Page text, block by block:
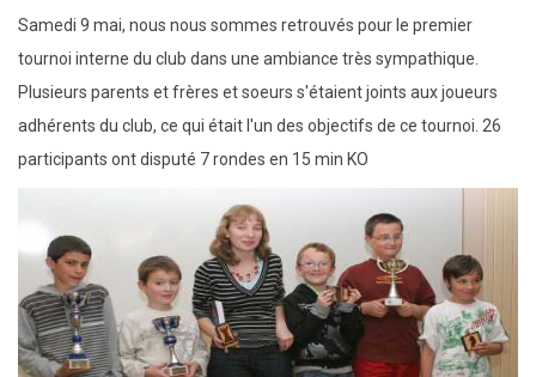
champion
de
Bretagne
!
Samedi 9 mai, nous nous sommes retrouvés pour le premier
tournoi interne du club dans une ambiance très sympathique.
Plusieurs parents et frères et soeurs s'étaient joints aux joueurs
adhérents du club, ce qui était l'un des objectifs de ce tournoi. 26
participants ont disputé 7 rondes en 15 min KO